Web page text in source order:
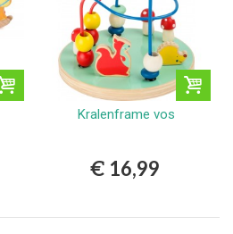
Kralenframe vos
€ 16,99